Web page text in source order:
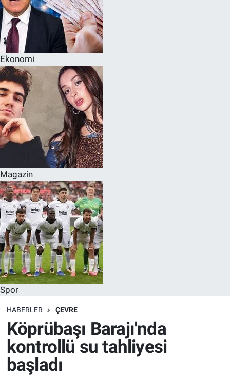
Ekonomi
Magazin
Spor
HABERLER ÇEVRE
Köprübaşı Barajı'nda
kontrollü su tahliyesi
başladı